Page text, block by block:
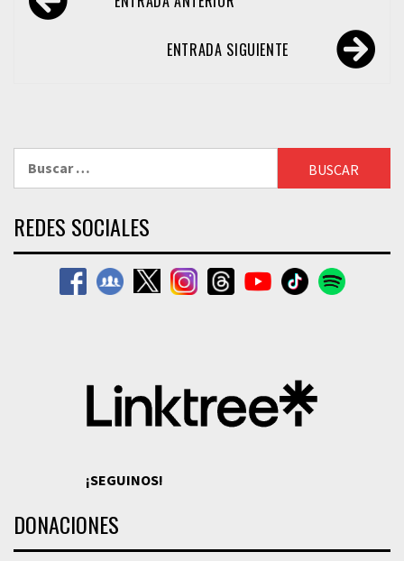
de
ENTRADA SIGUIENTE
REDES SOCIALES
¡SEGUINOS!
DONACIONES